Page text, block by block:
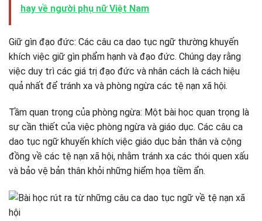
hay về người phụ nữ Việt Nam
Giữ gìn đạo đức: Các câu ca dao tục ngữ thường khuyến
khích việc giữ gìn phẩm hạnh và đạo đức. Chúng dạy rằng
việc duy trì các giá trị đạo đức và nhân cách là cách hiệu
quả nhất để tránh xa và phòng ngừa các tệ nạn xã hội.
Tầm quan trọng của phòng ngừa: Một bài học quan trọng là
sự cần thiết của việc phòng ngừa và giáo dục. Các câu ca
dao tục ngữ khuyến khích việc giáo dục bản thân và cộng
đồng về các tệ nạn xã hội, nhằm tránh xa các thói quen xấu
và bảo vệ bản thân khỏi những hiểm họa tiềm ẩn.